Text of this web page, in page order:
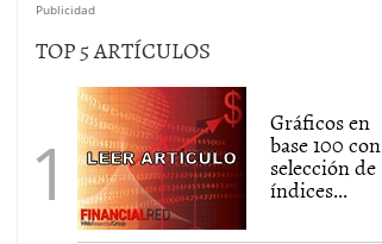
Publicidad
TOP 5 ARTÍCULOS
Gráficos en
base 100 con
selección de
índices...